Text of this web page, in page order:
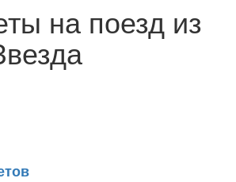
на поезд из